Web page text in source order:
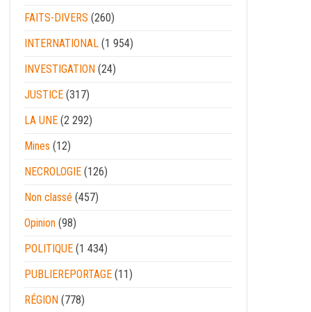
FAITS-DIVERS (260)
INTERNATIONAL (1 954)
INVESTIGATION (24)
JUSTICE (317)
LA UNE (2 292)
Mines (12)
NECROLOGIE (126)
Non classé (457)
Opinion (98)
POLITIQUE (1 434)
PUBLIEREPORTAGE (11)
RÉGION (778)